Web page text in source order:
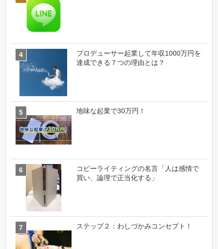
プロデューサー起業して年収1000万円を
達成できる７つの理由とは？
地味な起業で30万円！
コピーライティングの名言「人は感情で
買い、論理で正当化する」
ステップ２：わしづかみコンセプト！